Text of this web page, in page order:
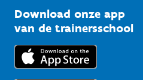
Bedrijven
Trainers en begeleiders
Kennisplatform
Downloads
Voor de pers
Download onze app
van de trainersschool